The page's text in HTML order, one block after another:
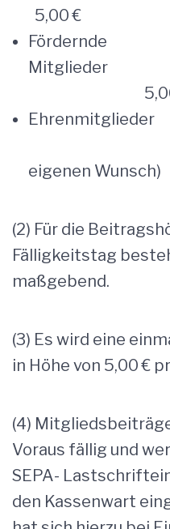
5,00 €
Fördernde
Mitglieder
Ehrenmitglieder
eigenen Wunsch)
(2) Für die
Fälligkeitstag
maßgebend.
(3) Es wird eine
in Höhe von 5,00 €
(4)
Voraus fällig und
SEPA-
den Kassenwart